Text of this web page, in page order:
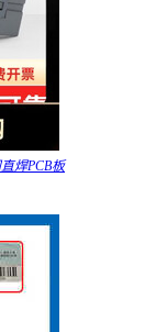
焊PCB板